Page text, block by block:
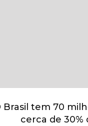
Brasil tem 70
cerca de 30%